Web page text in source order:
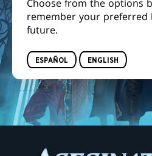
MANSIÓN
KARLOV
Choose from the options
remember your preferred
future.
ESPAÑOL ENGLISH